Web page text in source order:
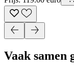
Vaak samen